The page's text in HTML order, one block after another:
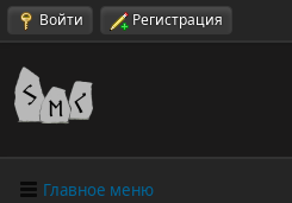
Войти Регистрация
Главное меню